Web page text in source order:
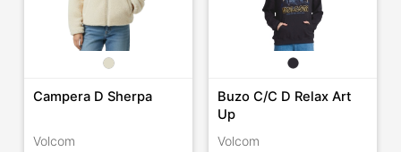
Campera D Sherpa
Volcom
Buzo C/C D Relax Art
Up
Volcom